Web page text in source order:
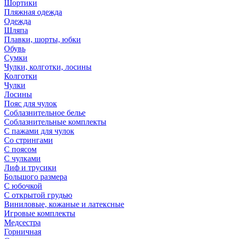
Шортики
Пляжная одежда
Одежда
Шляпа
Плавки, шорты, юбки
Обувь
Сумки
Чулки, колготки, лосины
Колготки
Чулки
Лосины
Пояс для чулок
Соблазнительное белье
Соблазнительные комплекты
С пажами для чулок
Со стрингами
С поясом
С чулками
Лиф и трусики
Большого размера
С юбочкой
С открытой грудью
Виниловые, кожаные и латексные
Игровые комплекты
Медсестра
Горничная